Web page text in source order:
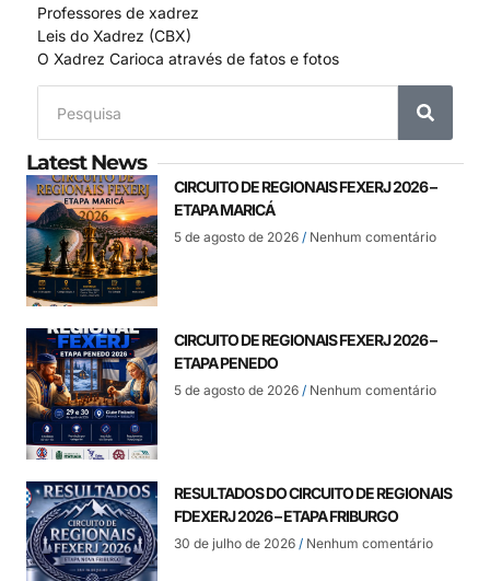
Professores de xadrez
Leis do Xadrez (CBX)
O Xadrez Carioca através de fatos e fotos
Latest News
CIRCUITO DE REGIONAIS FEXERJ 2026 –
ETAPA MARICÁ
5 de agosto de 2026 Nenhum comentário
CIRCUITO DE REGIONAIS FEXERJ 2026 –
ETAPA PENEDO
5 de agosto de 2026 Nenhum comentário
RESULTADOS DO CIRCUITO DE REGIONAIS
FDEXERJ 2026 – ETAPA FRIBURGO
30 de julho de 2026 Nenhum comentário